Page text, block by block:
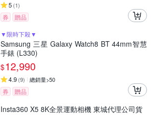
5 (1)
券
贈品
▼限時下殺▼
Samsung 三星 Galaxy Watch8 BT 44mm智慧
手錶 (L330)
$12,990
4.9 (9) 總銷量>50
券 贈品
Insta360 X5 8K全景運動相機 東城代理公司貨